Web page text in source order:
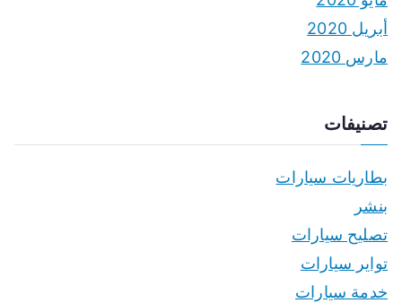
أبريل 2020
مارس 2020
تصنيفات
بطاريات سيارات
بنشر
تصليح سيارات
تواير سيارات
خدمة سيارات